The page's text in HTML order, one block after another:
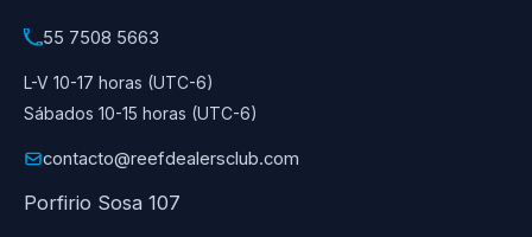
55 7508 5663
L-V 10-17 horas (UTC-6)
Sábados 10-15 horas (UTC-6)
contacto@reefdealersclub.com
Porfirio Sosa 107